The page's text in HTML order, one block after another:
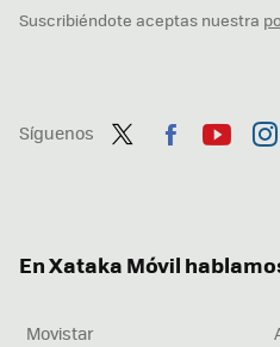
Suscribiéndote aceptas nuestra
Síguenos
En Xataka Móvil
Movistar